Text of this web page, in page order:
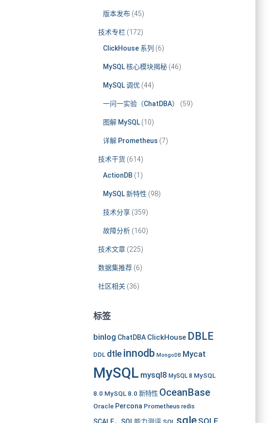
版本发布(45)
技术专栏 (172)
ClickHouse 系列 (6)
MySQL 核心模块揭秘(46)
MySQL 调优(44)
一问一实验（ChatDBA） (59)
图解 MySQL(10)
详解 Prometheus (7)
技术干货(614)
ActionDB (1)
MySQL 新特性 (98)
技术分享(359)
故障分析(160)
技术文章(225)
数据集推荐(6)
社区相关 (36)
标签
binlog ChatDBA ClickHouse DBLE
DDL dtle innodb MongoDB Mycat
MySQL mysql8 MySQL 8 MySQL
8.0 MySQL 8.0 新特性 OceanBase
Oracle Percona Prometheus redis
sqle SQLE